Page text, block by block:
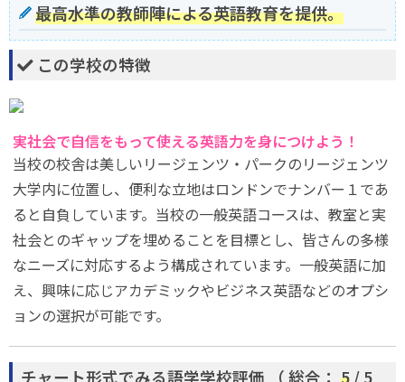
最高水準の教師陣による英語教育を提供。
この学校の特徴
実社会で自信をもって使える英語力を身につけよう！
当校の校舎は美しいリージェンツ・パークのリージェンツ
大学内に位置し、便利な立地はロンドンでナンバー１であ
ると自負しています。当校の一般英語コースは、教室と実
社会とのギャップを埋めることを目標とし、皆さんの多様
なニーズに対応するよう構成されています。一般英語に加
え、興味に応じアカデミックやビジネス英語などのオプシ
ョンの選択が可能です。
チャート形式でみる語学学校評価 （ 総合： 5 / 5